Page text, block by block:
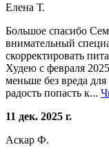
Елена Т.
Большое спасибо
внимательный
скорректировать
Худею с февраля
меньше без вреда
радость попасть к...
11 дек. 2025 г.
Аскар Ф.